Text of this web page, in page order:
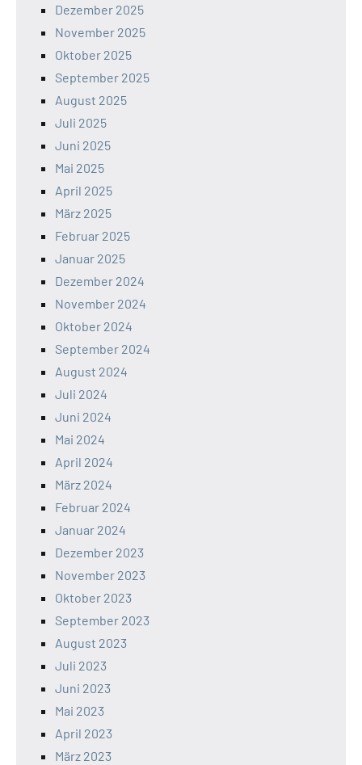
Dezember 2025
November 2025
Oktober 2025
September 2025
August 2025
Juli 2025
Juni 2025
Mai 2025
April 2025
März 2025
Februar 2025
Januar 2025
Dezember 2024
November 2024
Oktober 2024
September 2024
August 2024
Juli 2024
Juni 2024
Mai 2024
April 2024
März 2024
Februar 2024
Januar 2024
Dezember 2023
November 2023
Oktober 2023
September 2023
August 2023
Juli 2023
Juni 2023
Mai 2023
April 2023
März 2023